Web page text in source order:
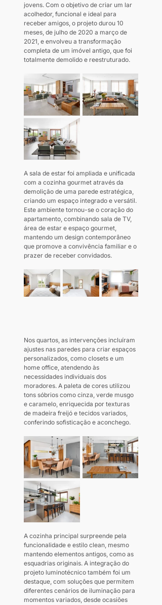
jovens. Com o objetivo de criar um lar
acolhedor, funcional e ideal para
receber amigos, o projeto durou 10
meses, de julho de 2020 a março de
2021, e envolveu a transformação
completa de um imóvel antigo, que foi
totalmente demolido e reestruturado.
A sala de estar foi ampliada e unificada
com a cozinha gourmet através da
demolição de uma parede estratégica,
criando um espaço integrado e versátil.
Este ambiente tornou-se o coração do
apartamento, combinando sala de TV,
área de estar e espaço gourmet,
mantendo um design contemporâneo
que promove a convivência familiar e o
prazer de receber convidados.
Nos quartos, as intervenções incluíram
ajustes nas paredes para criar espaços
personalizados, como closets e um
home office, atendendo às
necessidades individuais dos
moradores. A paleta de cores utilizou
tons sóbrios como cinza, verde musgo
e caramelo, enriquecida por texturas
de madeira freijó e tecidos variados,
conferindo sofisticação e aconchego.
A cozinha principal surpreende pela
funcionalidade e estilo clean, mesmo
mantendo elementos antigos, como as
esquadrias originais. A integração do
projeto luminotécnico também foi um
destaque, com soluções que permitem
diferentes cenários de iluminação para
momentos variados, desde ocasiões